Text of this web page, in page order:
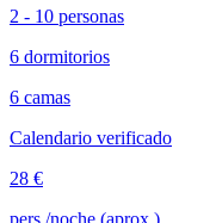
2 - 10 personas
6 dormitorios
6 camas
Calendario verificado
28 €